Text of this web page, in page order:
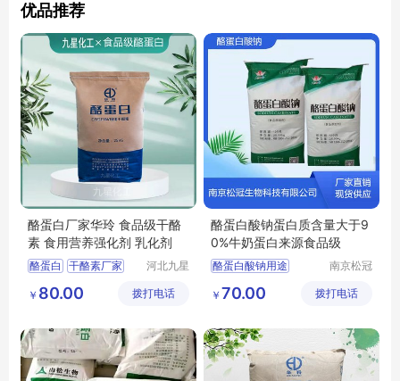
优品推荐
酪蛋白厂家华玲 食品级干酪
素 食用营养强化剂 乳化剂
酪蛋白
干酪素厂家
河北九星
有限公司
￥ 80.00 拨打电话
酪蛋白酸钠蛋白质含量大于9
0%牛奶蛋白来源食品级
酪蛋白酸钠用途
南京松冠
有限公司
￥ 70.00 拨打电话